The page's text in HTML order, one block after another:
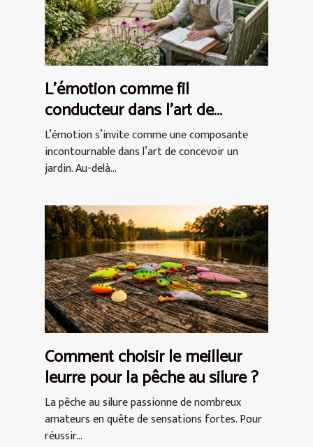
L’émotion comme fil
conducteur dans l’art de
concevoir un jardin
L’émotion s’invite comme une composante
incontournable dans l’art de concevoir un
jardin. Au-delà...
Comment choisir le meilleur
leurre pour la pêche au silure ?
La pêche au silure passionne de nombreux
amateurs en quête de sensations fortes. Pour
réussir...